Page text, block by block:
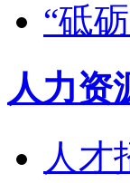
“砥
人力资
人才